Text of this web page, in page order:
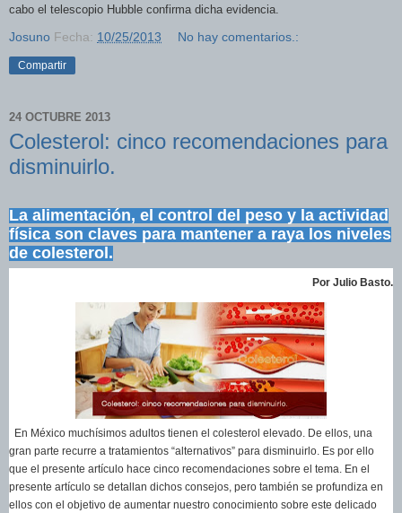
cabo el telescopio Hubble confirma dicha evidencia.
Josuno Fecha: 10/25/2013 No hay comentarios.:
Compartir
24 OCTUBRE 2013
Colesterol: cinco recomendaciones para
disminuirlo.
La alimentación, el control del peso y la actividad
física son claves para mantener a raya los niveles
de colesterol.
Por Julio Basto.
En México muchísimos adultos tienen el colesterol elevado. De ellos, una
gran parte recurre a tratamientos “alternativos” para disminuirlo. Es por ello
que el presente artículo hace cinco recomendaciones sobre el tema. En el
presente artículo se detallan dichos consejos, pero también se profundiza en
ellos con el objetivo de aumentar nuestro conocimiento sobre este delicado